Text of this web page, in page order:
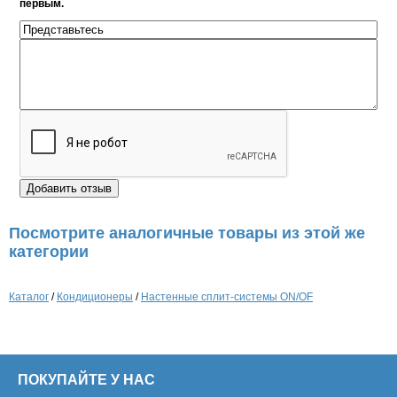
первым.
Посмотрите аналогичные товары из этой же
категории
Каталог / Кондиционеры / Настенные сплит-системы ON/OF
ПОКУПАЙТЕ У НАС